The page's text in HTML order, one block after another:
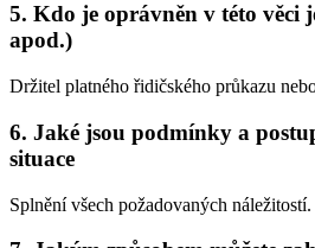
5. Kdo je oprávněn v této věci
apod.)
Držitel platného řidičského průkazu
6. Jaké jsou podmínky a
situace
Splnění všech požadovaných náležitostí.